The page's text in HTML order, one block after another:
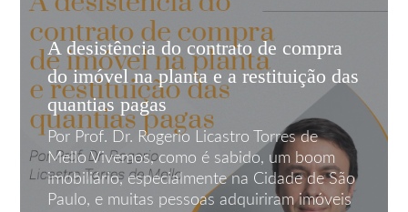
A desistência do contrato de compra
do imóvel na planta e a restituição das
quantias pagas
Por Prof. Dr. Rogerio Licastro Torres de
Mello Vivemos, como é sabido, um boom
imobiliário, especialmente na Cidade de São
Paulo, e muitas pessoas adquiriram imóveis